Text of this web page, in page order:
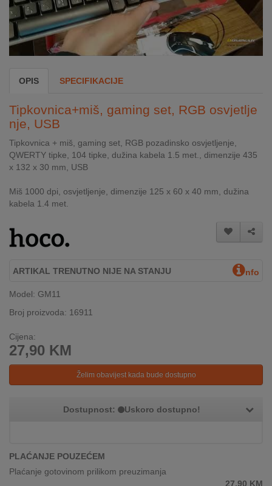
NALOG
AKCIJE
PONUDI
KONTAKT
KUPOVINA
RATE
I
SERVIS
O
KATALOZI
KAKO
KUPITI?
UČINKOVITOSTI
OPIS SPECIFIKACIJE
Tipkovnica+miš, gaming set, RGB osvjetlje
nje, USB
Tipkovnica + miš, gaming set, RGB pozadinsko osvjetljenje,
QWERTY tipke, 104 tipke, dužina kabela 1.5 met., dimenzije 435
x 132 x 30 mm, USB
Miš 1000 dpi, osvjetljenje, dimenzije 125 x 60 x 40 mm, dužina
kabela 1.4 met.
ARTIKAL TRENUTNO NIJE NA STANJU nfo
Model: GM11
Broj proizvoda: 16911
Cijena:
27,90 KM
Želim obavijest kada bude dostupno
Dostupnost: Uskoro dostupno!
PLAĆANJE POUZEĆEM
Plaćanje gotovinom prilikom preuzimanja
27,90 KM